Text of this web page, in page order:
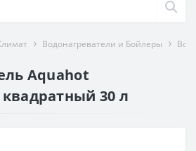
Водонагреватели и Бойлеры
Aquahot
квадратный 30 л